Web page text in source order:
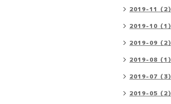
2019-11（2）
2019-10（1）
2019-09（2）
2019-08（1）
2019-07（3）
2019-05（2）